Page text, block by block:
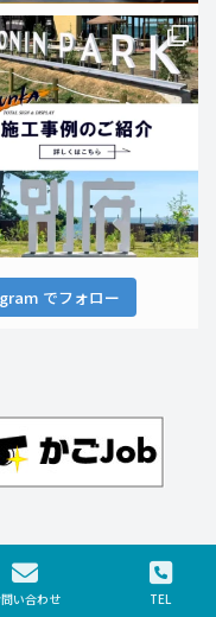
でフォロー
Rights Reserved.
い合わせ TEL